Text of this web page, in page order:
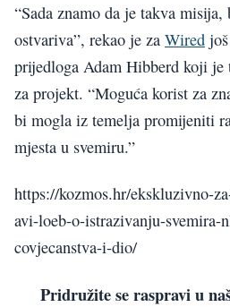
“Sada znamo da je takva
ostvariva”, rekao je za Wired
prijedloga Adam Hibberd koji je
za projekt. “Moguća korist za
bi mogla iz temelja promijeniti
mjesta u svemiru.”
https://kozmos.hr/ekskluzivno-
avi-loeb-o-istrazivanju-svemira-
covjecanstva-i-dio/
Pridružite se raspravi u